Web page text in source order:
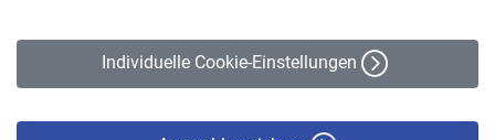
Individuelle Cookie-Einstellungen
Erklärung zur Barrierefreiheit